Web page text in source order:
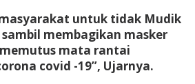
untuk tidak Mudik
membagikan masker
mata rantai
covid -19”, Ujarnya.